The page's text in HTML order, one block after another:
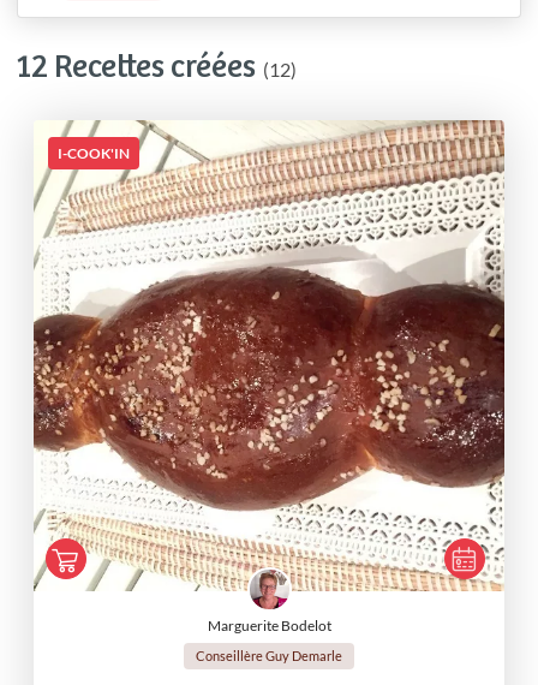
12 Recettes créées (12)
I-COOK'IN
Marguerite Bodelot
Conseillère Guy Demarle